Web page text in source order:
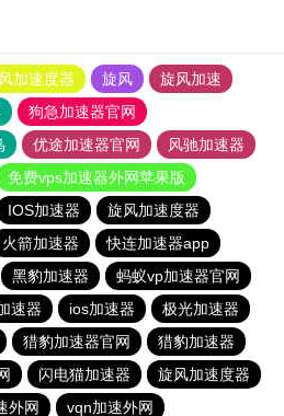
加速度器 旋风
旋风加速
狗急加速器官网
优途加速器官网
风驰加速器
免费vps加速器外网苹果版
IOS加速器
旋风加速度器
火箭加速器
快连加速器app
黑豹加速器
蚂蚁vp加速器官网
速器 ios加速器
极光加速器
猎豹加速器官网
猎豹加速器
闪电猫加速器
旋风加速度器
外网 vqn加速外网